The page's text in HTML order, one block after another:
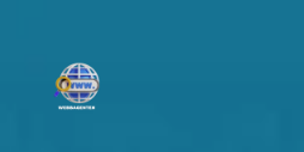
innehåll